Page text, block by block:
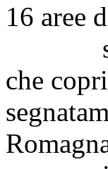
16 aree
si
che